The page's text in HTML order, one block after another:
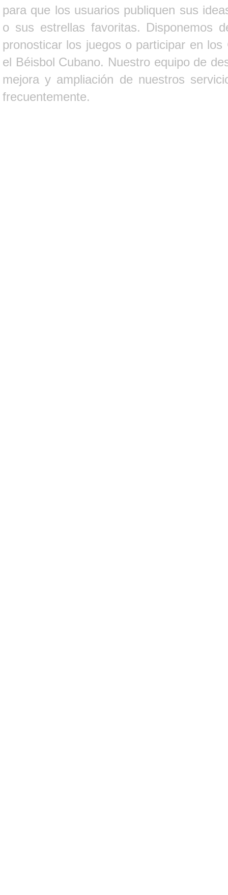
para que los usuarios publiquen sus
o sus estrellas favoritas. Disponemos
pronosticar los juegos o participar en
el Béisbol Cubano. Nuestro equipo de
mejora y ampliación de nuestros
frecuentemente.